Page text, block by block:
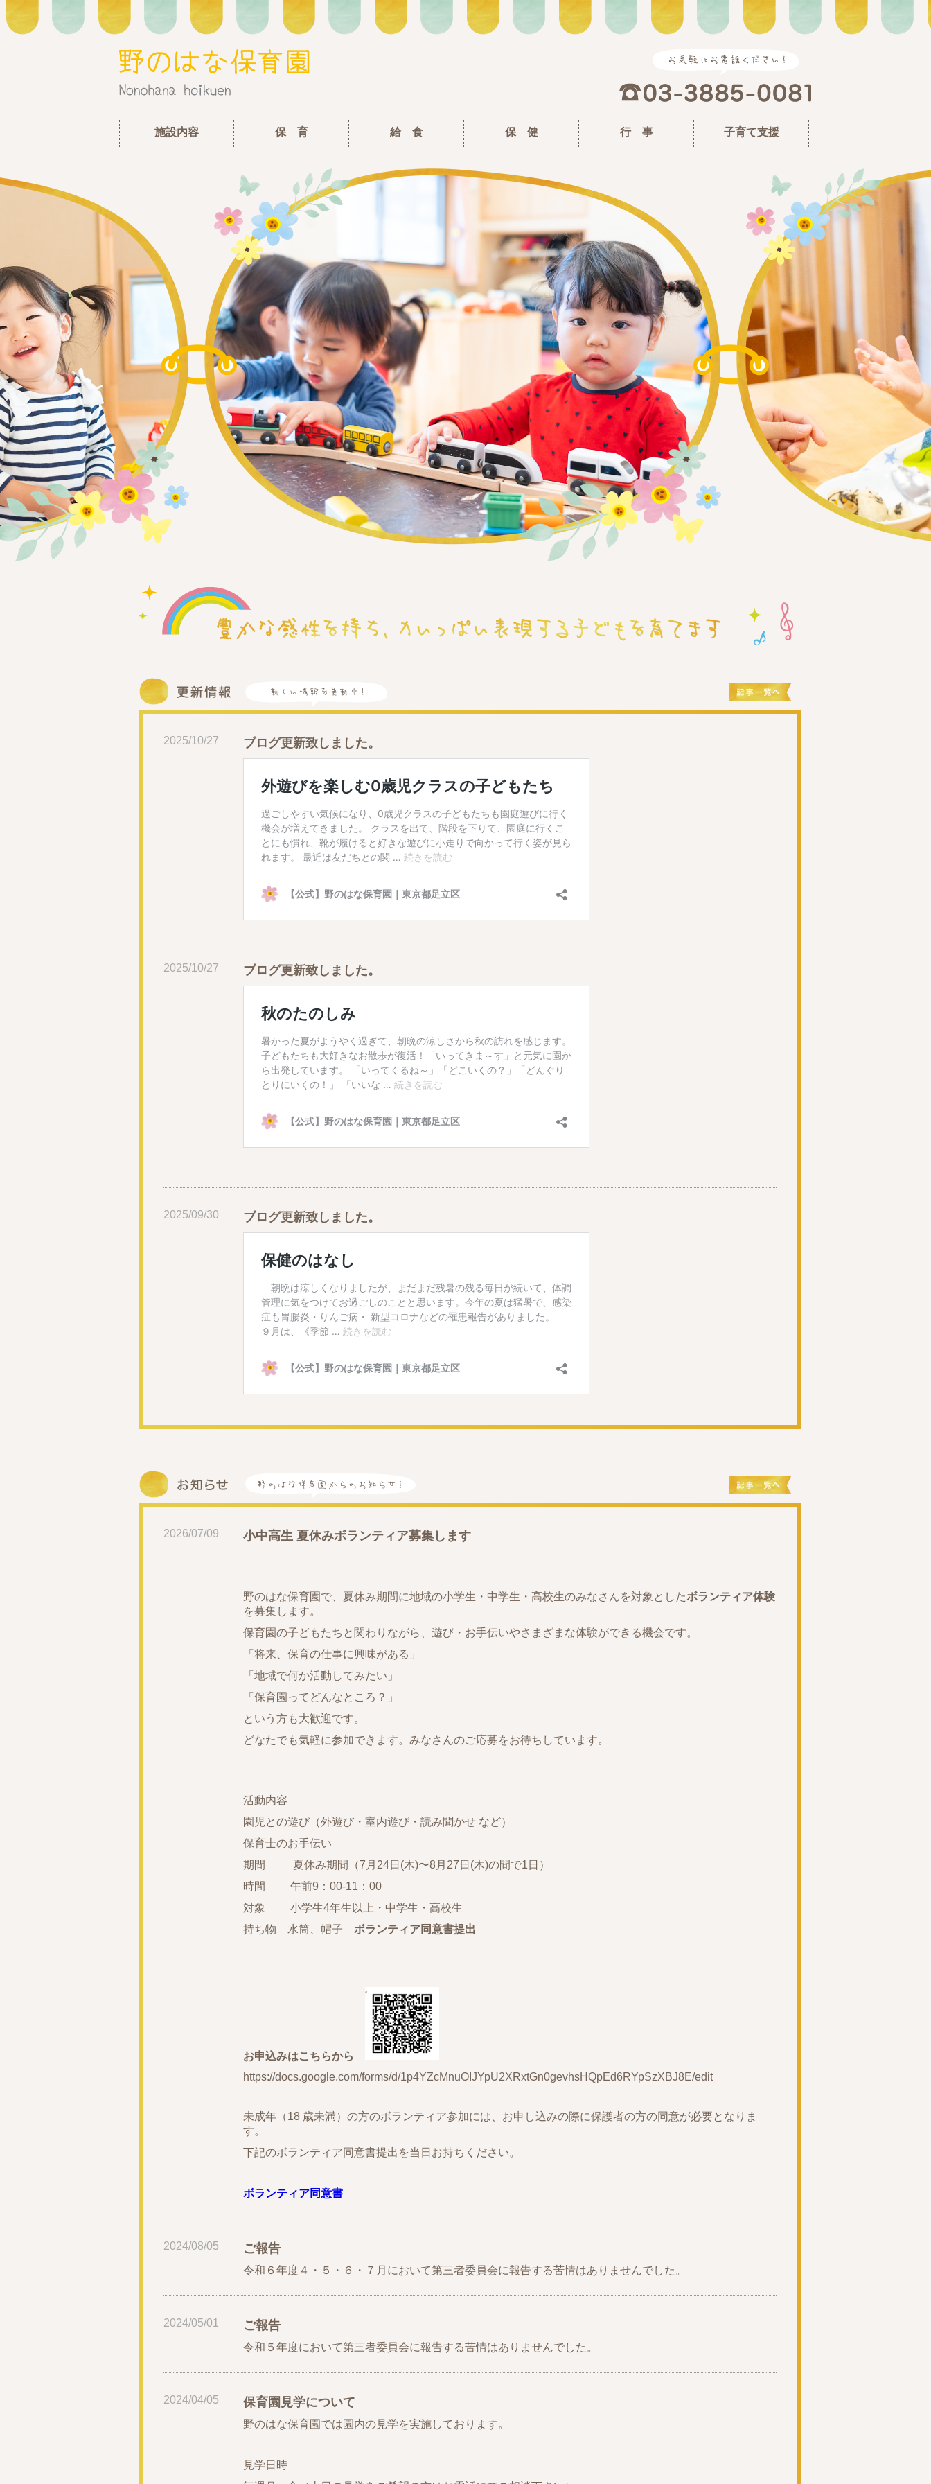
施設内容 保 育 給 食 保 健 行 事 子育て支援
2025/10/27 ブログ更新致しました。
2025/10/27 ブログ更新致しました。
2025/09/30 ブログ更新致しました。
2026/07/09 小中高生 夏休みボランティア募集します
野のはな保育園で、夏休み期間に地域の小学生・中学生・高校生のみなさんを対象としたボランティア体験
を募集します。
保育園の子どもたちと関わりながら、遊び・お手伝いやさまざまな体験ができる機会です。
「将来、保育の仕事に興味がある」
「地域で何か活動してみたい」
「保育園ってどんなところ？」
という方も大歓迎です。
どなたでも気軽に参加できます。みなさんのご応募をお待ちしています。
活動内容
園児との遊び（外遊び・室内遊び・読み聞かせ など）
保育士のお手伝い
期間 夏休み期間（7月24日(木)〜8月27日(木)の間で1日）
時間 午前9：00-11：00
対象 小学生4年生以上・中学生・高校生
持ち物 水筒、帽子 ボランティア同意書提出
お申込みはこちらから
https://docs.google.com/forms/d/1p4YZcMnuOIJYpU2XRxtGn0gevhsHQpEd6RYpSzXBJ8E/edit
未成年（18 歳未満）の方のボランティア参加には、お申し込みの際に保護者の方の同意が必要となりま
す。
下記のボランティア同意書提出を当日お持ちください。
ボランティア同意書
2024/08/05 ご報告
令和６年度４・５・６・７月において第三者委員会に報告する苦情はありませんでした。
2024/05/01 ご報告
令和５年度において第三者委員会に報告する苦情はありませんでした。
2024/04/05 保育園見学について
野のはな保育園では園内の見学を実施しております。
見学日時